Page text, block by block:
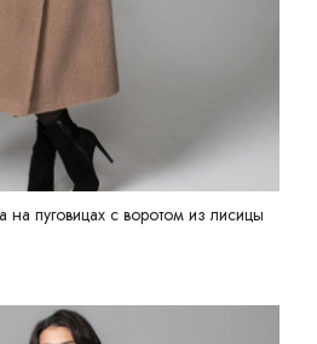
на пуговицах с воротом из лисицы